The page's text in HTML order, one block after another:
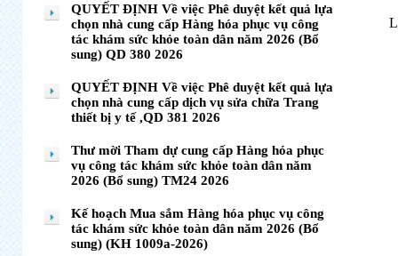
QUYẾT ĐỊNH Về việc Phê duyệt kết quả lựa
chọn nhà cung cấp Hàng hóa phục vụ công
tác khám sức khỏe toàn dân năm 2026 (Bổ
sung) QD 380 2026
QUYẾT ĐỊNH Về việc Phê duyệt kết quả lựa
chọn nhà cung cấp dịch vụ sửa chữa Trang
thiết bị y tế ,QD 381 2026
Thư mời Tham dự cung cấp Hàng hóa phục
vụ công tác khám sức khỏe toàn dân năm
2026 (Bổ sung) TM24 2026
Kế hoạch Mua sắm Hàng hóa phục vụ công
tác khám sức khỏe toàn dân năm 2026 (Bổ
sung) (KH 1009a-2026)